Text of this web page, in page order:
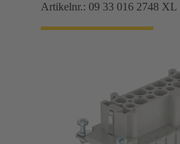
Artikelnr.: 09 33 016 2748 XL